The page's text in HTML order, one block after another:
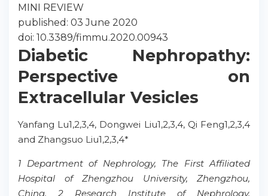
MINI REVIEW
published: 03 June 2020
doi: 10.3389/fimmu.2020.00943
Diabetic Nephropathy:
Perspective on
Extracellular Vesicles
Yanfang Lu1,2,3,4, Dongwei Liu1,2,3,4, Qi Feng1,2,3,4
and Zhangsuo Liu1,2,3,4*
1 Department of Nephrology, The First Affiliated
Hospital of Zhengzhou University, Zhengzhou,
China, 2 Research Institute of Nephrology,